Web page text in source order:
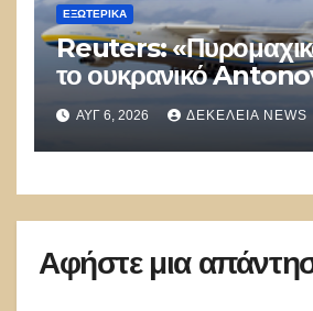
ΕΞΩΤΕΡΙΚΑ
Reuters:
το ουκρανικό
στο οποίο βρέθηκε
Λειψία»
ΑΥΓ 6, 2026 ΔΕΚΈΛΕΙΑ NEWS
Αφήστε μια